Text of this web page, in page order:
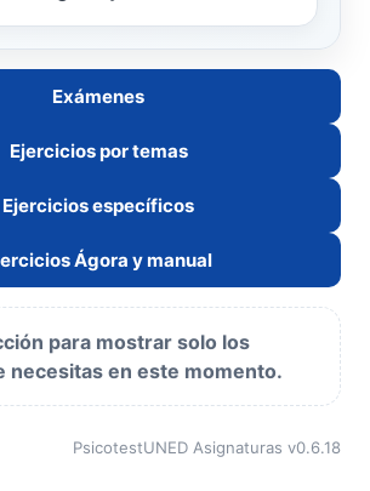
Exámenes
Ejercicios por temas
Ejercicios específicos
Ágora y manual
para mostrar solo los
necesitas en este momento.
PsicotestUNED Asignaturas v0.6.18